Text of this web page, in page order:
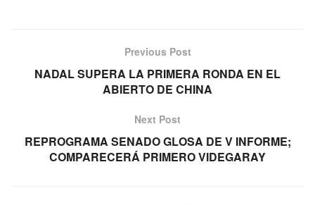
Previous Post
NADAL SUPERA LA PRIMERA RONDA EN EL
ABIERTO DE CHINA
Next Post
REPROGRAMA SENADO GLOSA DE V INFORME;
COMPARECERÁ PRIMERO VIDEGARAY